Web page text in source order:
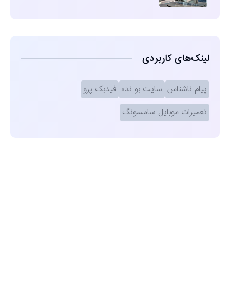
لینک‌های کاربردی
پیام ناشناس سایت بو نده فیدبک پرو
تعمیرات موبایل سامسونگ